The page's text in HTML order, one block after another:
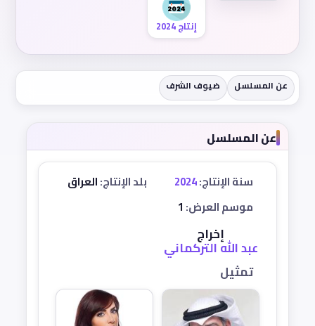
إنتاج 2024
عن المسلسل ضيوف الشرف
عن المسلسل
سنة الإنتاج:2024 بلد الإنتاج:العراق
موسم العرض:
إخراج
عبد الله التركماني
تمثيل